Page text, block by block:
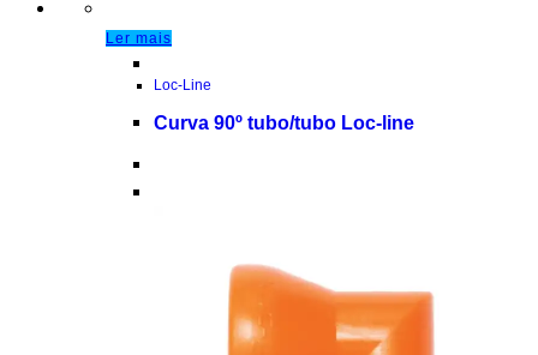
Ler mais
Loc-Line
Curva 90º tubo/tubo Loc-line